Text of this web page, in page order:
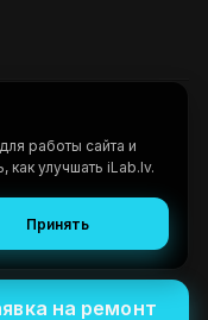
на ремонт
работы сайта и
как улучшать iLab.lv.
Принять